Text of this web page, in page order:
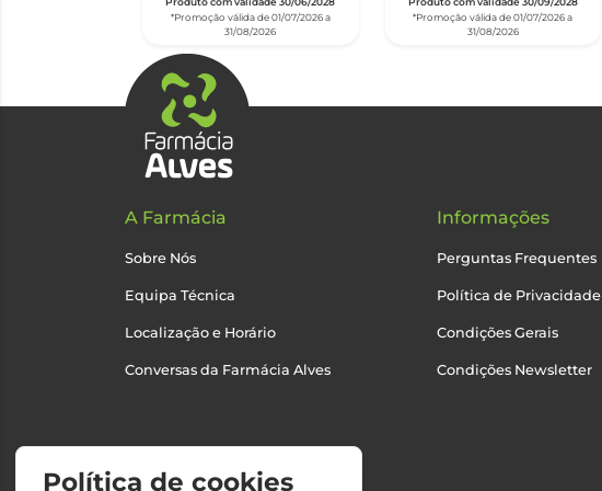
*Promoção válida de 01/07/2026 a
31/08/2026
*Promoção válida de 01/07/2026 a
31/08/2026
A Farmácia
Sobre Nós
Equipa Técnica
Localização e Horário
Conversas da Farmácia Alves
Informações
Perguntas Frequentes
Política de Privacidade
Condições Gerais
Condições Newsletter
Política de cookies